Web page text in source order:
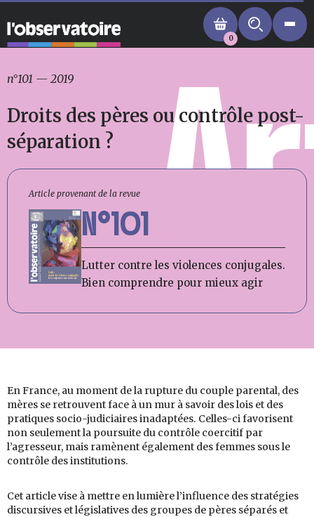
0
n°101 — 2019
Droits des pères ou contrôle post-
séparation ?
Article provenant de la revue
N°101
Lutter contre les violences conjugales.
Bien comprendre pour mieux agir
En France, au moment de la rupture du couple parental, des
mères se retrouvent face à un mur à savoir des lois et des
pratiques socio-judiciaires inadaptées. Celles-ci favorisent
non seulement la poursuite du contrôle coercitif par
l’agresseur, mais ramènent également des femmes sous le
contrôle des institutions.
Cet article vise à mettre en lumière l’influence des stratégies
discursives et législatives des groupes de pères séparés et